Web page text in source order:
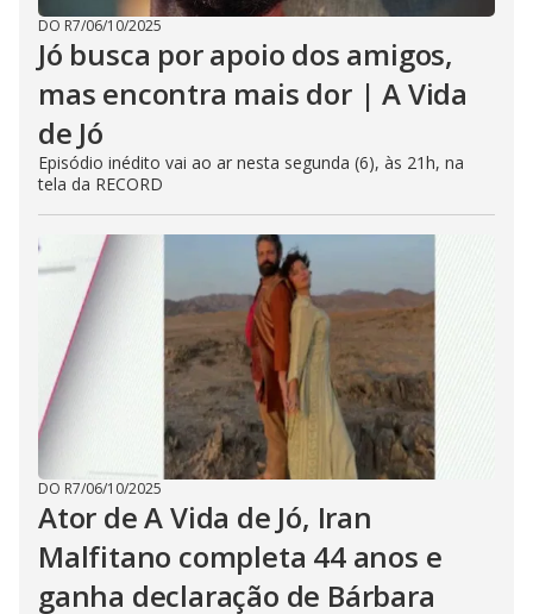
DO R7/06/10/2025
Jó busca por apoio dos amigos,
mas encontra mais dor | A Vida
de Jó
Episódio inédito vai ao ar nesta segunda (6), às 21h, na
tela da RECORD
DO R7/06/10/2025
Ator de A Vida de Jó, Iran
Malfitano completa 44 anos e
ganha declaração de Bárbara